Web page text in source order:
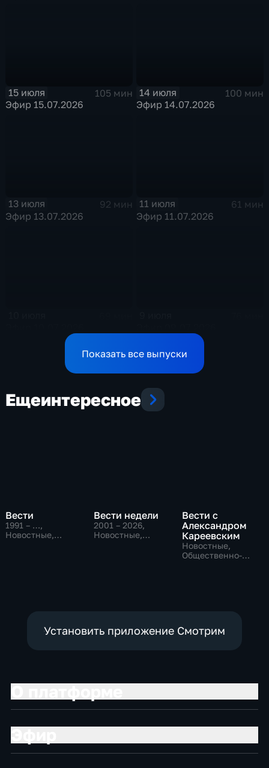
15 июля
105 мин
Эфир 15.07.2026
14 июля
100 мин
Эфир 14.07.2026
13 июля
92 мин
Эфир 13.07.2026
11 июля
61 мин
Эфир 11.07.2026
Показать все выпуски
Ещеинтересное
Вести
1991 – …,
Новостные,
Вести недели
2001 – 2026,
Новостные,
Вести с
Александром
Кареевским
Новостные,
Общественно-
Установить приложение Смотрим